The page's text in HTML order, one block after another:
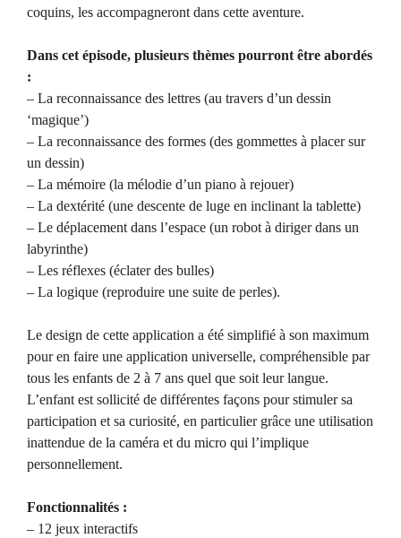
coquins, les accompagneront dans cette aventure.
Dans cet épisode, plusieurs thèmes pourront être abordés
:
– La reconnaissance des lettres (au travers d’un dessin
‘magique’)
– La reconnaissance des formes (des gommettes à placer sur
un dessin)
– La mémoire (la mélodie d’un piano à rejouer)
– La dextérité (une descente de luge en inclinant la tablette)
– Le déplacement dans l’espace (un robot à diriger dans un
labyrinthe)
– Les réflexes (éclater des bulles)
– La logique (reproduire une suite de perles).
Le design de cette application a été simplifié à son maximum
pour en faire une application universelle, compréhensible par
tous les enfants de 2 à 7 ans quel que soit leur langue.
L’enfant est sollicité de différentes façons pour stimuler sa
participation et sa curiosité, en particulier grâce une utilisation
inattendue de la caméra et du micro qui l’implique
personnellement.
Fonctionnalités :
– 12 jeux interactifs